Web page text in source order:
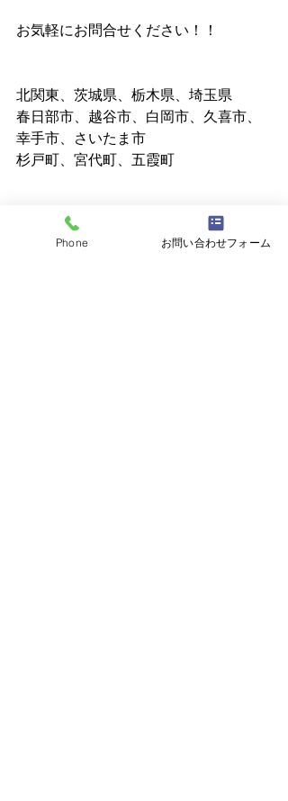
お気軽にお問合せください！！
北関東、茨城県、栃木県、埼玉県
春日部市、越谷市、白岡市、久喜市、
幸手市、さいたま市
杉戸町、宮代町、五霞町
個人でも法人でもOKです！
まずはお電話ください！
Phone お問い合わせフォーム